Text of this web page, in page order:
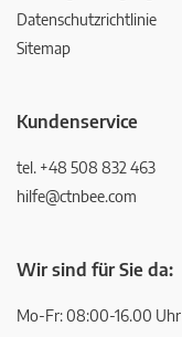
Datenschutzrichtlinie
Sitemap
Kundenservice
tel. +48 508 832 463
hilfe@ctnbee.com
Wir sind für Sie da:
Mo-Fr: 08:00-16.00 Uhr